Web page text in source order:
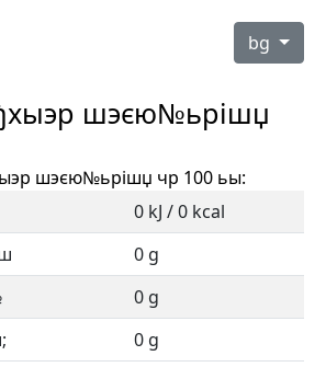
bg
шэєю№ьрішџ
шэєю№ьрішџ чр 100 ьы:
0 kJ / 0 kcal
0 g
0 g
0 g